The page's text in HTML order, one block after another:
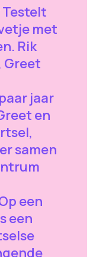
met
Rik
Greet
jaar
en
samen
een
een